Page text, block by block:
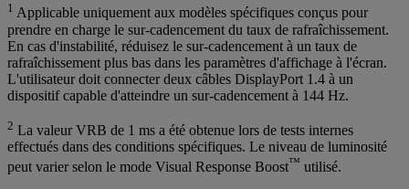
1 Applicable uniquement aux modèles spécifiques conçus pour
prendre en charge le sur-cadencement du taux de rafraîchissement.
En cas d'instabilité, réduisez le sur-cadencement à un taux de
rafraîchissement plus bas dans les paramètres d'affichage à l'écran.
L'utilisateur doit connecter deux câbles DisplayPort 1.4 à un
dispositif capable d'atteindre un sur-cadencement à 144 Hz.
2 La valeur VRB de 1 ms a été obtenue lors de tests internes
effectués dans des conditions spécifiques. Le niveau de luminosité
peut varier selon le mode Visual Response Boost™ utilisé.